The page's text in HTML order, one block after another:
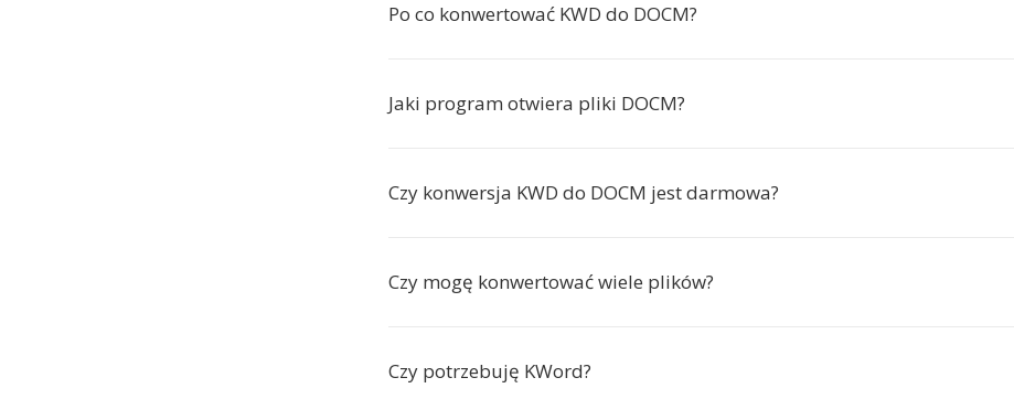
Po co konwertować KWD do DOCM?
Jaki program otwiera pliki DOCM?
Czy konwersja KWD do DOCM jest darmowa?
Czy mogę konwertować wiele plików?
Czy potrzebuję KWord?